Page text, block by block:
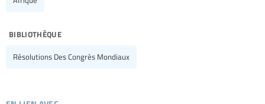
bibliothèque
Résolutions Des Congrès Mondiaux